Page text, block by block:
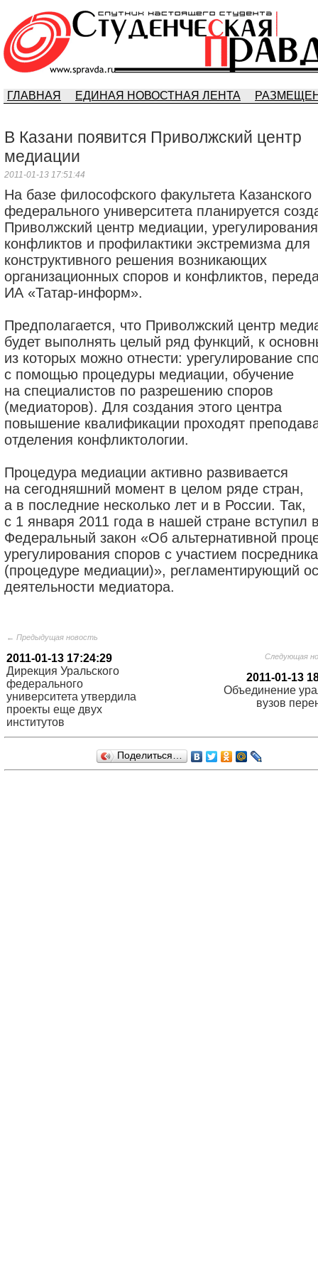
ГЛАВНАЯ ЕДИНАЯ НОВОСТНАЯ ЛЕНТА
В Казани появится Приволжский центр
медиации
2011-01-13 17:51:44
На базе философского факультета Казанского
федерального университета планируется
Приволжский центр медиации, урегулирования
конфликтов и профилактики экстремизма для
конструктивного решения возникающих
организационных споров и конфликтов,
ИА «Татар-информ».
Предполагается, что Приволжский центр
будет выполнять целый ряд функций, к
из которых можно отнести: урегулирование
с помощью процедуры медиации, обучение
на специалистов по разрешению споров
(медиаторов). Для создания этого центра
повышение квалификации проходят
отделения конфликтологии.
Процедура медиации активно развивается
на сегодняшний момент в целом ряде стран,
а в последние несколько лет и в России. Так,
с 1 января 2011 года в нашей стране вступил
Федеральный закон «Об альтернативной
урегулирования споров с участием посредника
(процедуре медиации)», регламентирующий
деятельности медиатора.
← Предыдущая новость
2011-01-13 17:24:29
Дирекция Уральского
федерального
университета утвердила
проекты еще двух
институтов
Следующая
2011-01-13
Объединение
вузов
Поделиться…